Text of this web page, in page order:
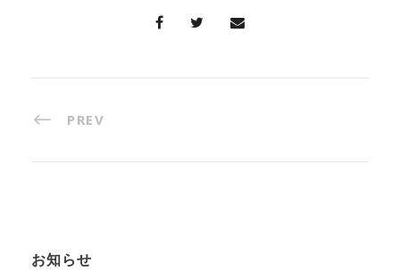
PREV
お知らせ